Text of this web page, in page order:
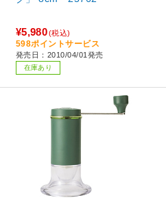
¥5,980(税込)
598ポイントサービス
発売日：2010/04/01発売
在庫あり